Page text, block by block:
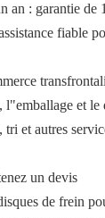
an : garantie de
fiable
et le
tri et autres
un devis
de frein